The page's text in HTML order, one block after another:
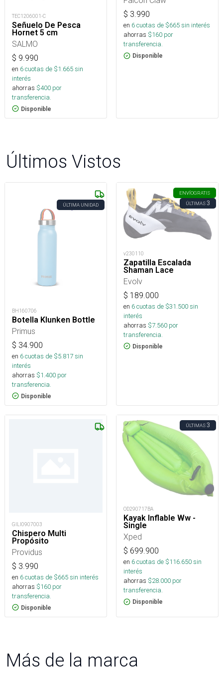
TEC1206001-C
Señuelo De Pesca
Hornet 5 cm
SALMO
$ 9.990
en 6cuotas de $1.665sin
interés
ahorras $400 por
transferencia.
Disponible
$ 3.990
en 6cuotas de $665sin interés
ahorras $160 por
transferencia.
Disponible
Últimos Vistos
ÚLTIMA UNIDAD
BH160706
Botella Klunken Bottle
Primus
$ 34.900
en 6cuotas de $5.817sin
interés
ahorras $1.400 por
transferencia.
Disponible
ENVÍOGRATIS
ÚLTIMAS3
v230110
Zapatilla Escalada
Shaman Lace
Evolv
$ 189.000
en 6cuotas de $31.500sin
interés
ahorras $7.560 por
transferencia.
Disponible
GILI0907003
Chispero Multi
Propósito
Providus
$ 3.990
en 6cuotas de $665sin interés
ahorras $160 por
transferencia.
Disponible
ÚLTIMAS3
OD290717BA
Kayak Inflable Ww -
Single
Xped
$ 699.900
en 6cuotas de $116.650sin
interés
ahorras $28.000 por
transferencia.
Disponible
Más de la marca